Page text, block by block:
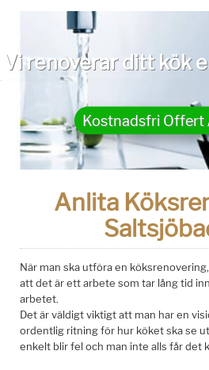
Vi renoverar ditt kök
Kostnadsfri Offert
Anlita
När man ska utföra en
att det är ett arbete som tar lång tid
arbetet.
Det är väldigt viktigt att man har en
ordentlig ritning för hur köket ska se
enkelt blir fel och man inte alls får det